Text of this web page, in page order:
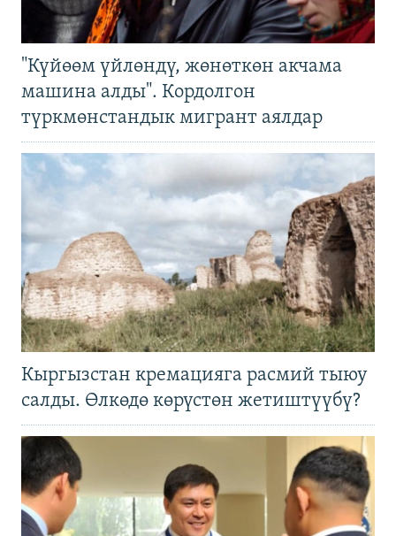
"Күйөөм үйлөндү, жөнөткөн акчама
машина алды". Кордолгон
түркмөнстандык мигрант аялдар
Кыргызстан кремацияга расмий тыюу
салды. Өлкөдө көрүстөн жетиштүүбү?